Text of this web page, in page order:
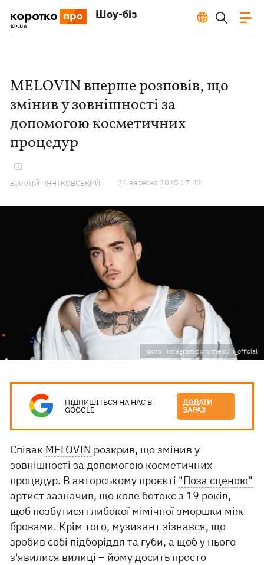
Шоу-біз
MELOVIN вперше розповів, що
змінив у зовнішності за
допомогою косметичних
процедур
ВІТАЛІЙ ПЯНТКОВСЬКИЙ 24 вересня 2025 17:42
Фото: instagram.com/melovin_official
ПІДПИШІТЬСЯ НА НАС В
GOOGLE
ДОДАТИ
ЗАРАЗ
Співак MELOVIN розкрив, що змінив у
зовнішності за допомогою косметичних
процедур. В авторському проєкті "Поза сценою"
артист зазначив, що коле ботокс з 19 років,
щоб позбутися глибокої мімічної зморшки між
бровами. Крім того, музикант зізнався, що
зробив собі підборіддя та губи, а щоб у нього
з'явилися вилиці – йому досить просто